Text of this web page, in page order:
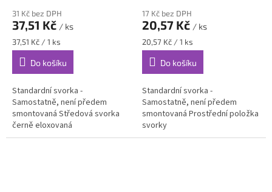
31 Kč bez DPH
37,51 Kč / ks
Měrná
cena:
37,51 Kč / 1 ks
Do košíku
Standardní svorka -
Samostatně, není předem
smontovaná Středová svorka
černě eloxovaná
17 Kč bez DPH
20,57 Kč / ks
Měrná
cena:
20,57 Kč / 1 ks
Do košíku
Standardní svorka -
Samostatně, není předem
smontovaná Prostřední položka
svorky